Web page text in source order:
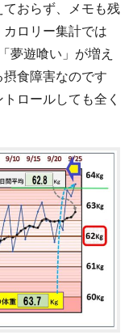
おらず、メモも残
ロリー集計では
夢遊喰い」が増え
食障害なのです
ロールしても全く